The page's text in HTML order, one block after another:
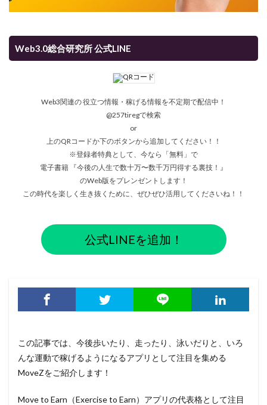
Web3.0総合研究所 公式LINE
Web3関連の 役立つ情報・稼げる情報を不定期で配信中！
@257tiregで検索
or
上のQRコードか下のボタンから追加してください！！
※登録者特典として、今なら「無料」で
電子書籍 『今後の人生で数十万〜数千万円得する裏技！』
のWeb版をプレンゼントします！
この時代を楽しく生き抜くために、ぜひぜひ活用してくださいね！！
公式LINEを追加！
この記事では、今後歩いたり、走ったり、泳いだりと、いろ
んな運動で稼げるようになるアプリとして注目を集める
MoveZをご紹介します！
Move to Earn（Exercise to Earn）アプリの代表格として注目